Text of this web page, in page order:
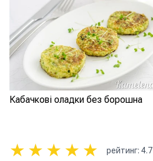
Кабачкові оладки без борошна
★ ★ ★ ★ ★ рейтинг: 4.7